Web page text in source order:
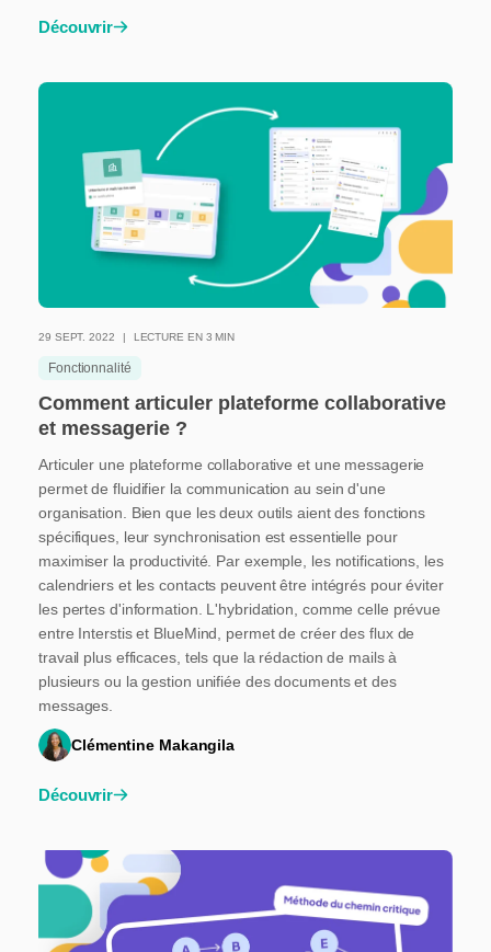
Découvrir
29 SEPT. 2022 LECTURE EN 3 MIN
Fonctionnalité
Comment articuler plateforme collaborative
et messagerie ?
Articuler une plateforme collaborative et une messagerie
permet de fluidifier la communication au sein d'une
organisation. Bien que les deux outils aient des fonctions
spécifiques, leur synchronisation est essentielle pour
maximiser la productivité. Par exemple, les notifications, les
calendriers et les contacts peuvent être intégrés pour éviter
les pertes d'information. L'hybridation, comme celle prévue
entre Interstis et BlueMind, permet de créer des flux de
travail plus efficaces, tels que la rédaction de mails à
plusieurs ou la gestion unifiée des documents et des
messages.
Clémentine Makangila
Découvrir